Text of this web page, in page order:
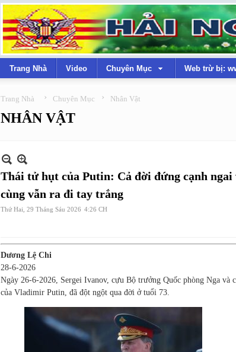
Trang Nhà Video Chuyên Mục Web trừ bị:
Trang Nhà › Chuyên Mục › Nhân Vật
NHÂN VẬT
Thái tử hụt của Putin: Cả đời đứng cạnh ngai
cùng vẫn ra đi tay trắng
Thứ Hai, 29 Tháng Sáu 2026 4:26 CH
Dương Lệ Chi
28-6-2026
Ngày 26-6-2026, Sergei Ivanov, cựu Bộ trưởng Quốc phòng Nga
của Vladimir Putin, đã đột ngột qua đời ở tuổi 73.